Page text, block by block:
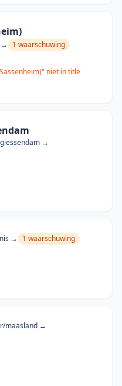
→ 1 waarschuwing
niet in title
→
→ 1 waarschuwing
maasland→